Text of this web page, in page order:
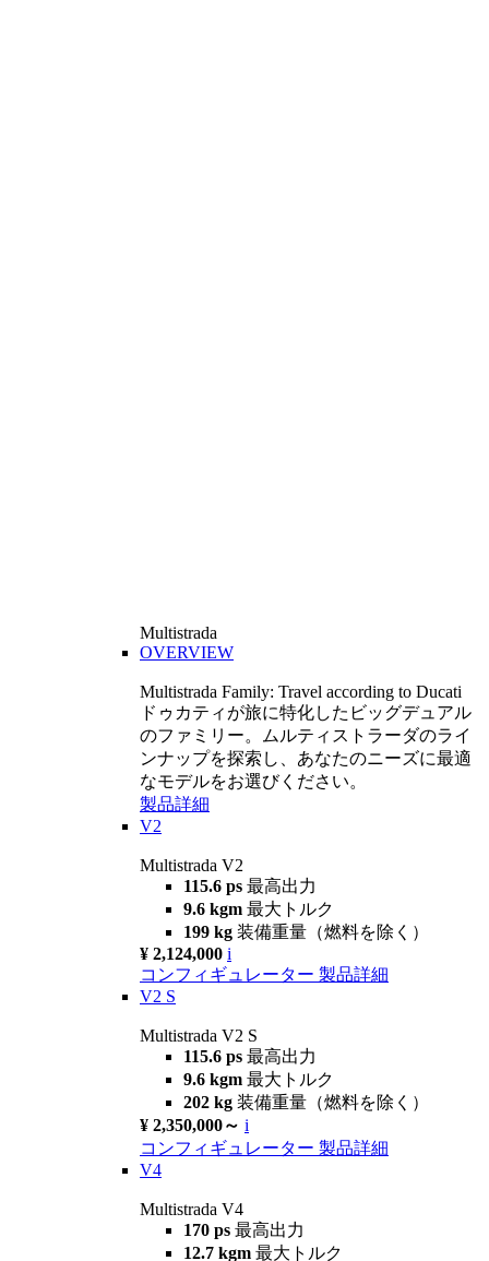
Multistrada
OVERVIEW
Multistrada Family: Travel according to Ducati
ドゥカティが旅に特化したビッグデュアル
のファミリー。ムルティストラーダのライ
ンナップを探索し、あなたのニーズに最適
なモデルをお選びください。
製品詳細
V2
Multistrada V2
115.6 ps 最高出力
9.6 kgm 最大トルク
199 kg 装備重量（燃料を除く）
¥ 2,124,000 i
コンフィギュレーター 製品詳細
V2 S
Multistrada V2 S
115.6 ps 最高出力
9.6 kgm 最大トルク
202 kg 装備重量（燃料を除く）
¥ 2,350,000～ i
コンフィギュレーター 製品詳細
V4
Multistrada V4
170 ps 最高出力
12.7 kgm 最大トルク